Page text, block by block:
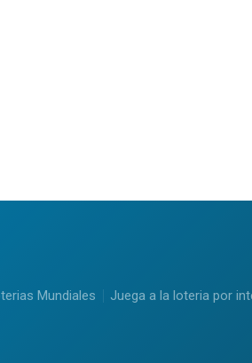
Mundiales Juega a la loteria por